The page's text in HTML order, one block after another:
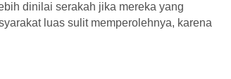
dinilai serakah jika mereka yang
luas sulit memperolehnya, karena